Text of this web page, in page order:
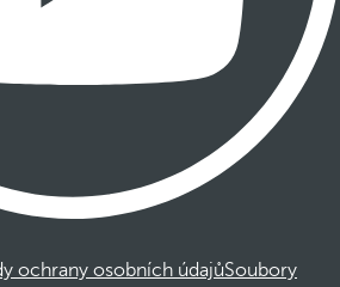
ochrany osobních údajůSoubory